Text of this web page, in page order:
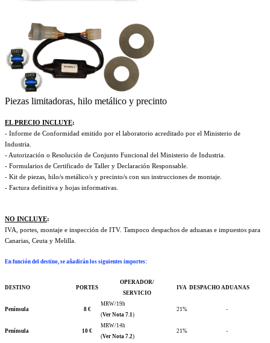
Piezas limitadoras, hilo metálico y precinto
EL PRECIO INCLUYE:
- Informe de Conformidad emitido por el laboratorio acreditado por el Ministerio de
Industria.
- Autorización o Resolución de Conjunto Funcional del Ministerio de Industria.
- Formularios de Certificado de Taller y Declaración Responsable.
- Kit de piezas, hilo/s metálico/s y precinto/s con sus instrucciones de montaje.
- Factura definitiva y hojas informativas.
NO INCLUYE:
IVA, portes, montaje e inspección de ITV. Tampoco despachos de aduanas e impuestos para
Canarias, Ceuta y Melilla.
En función del destino, se añadirán los siguientes importes:
DESTINO PORTES
OPERADOR/
SERVICIO
IVA DESPACHO ADUANAS
Península 8 €
MRW/19h
(Ver Nota 7.1 )
21% -
Península 10 €
MRW/14h
(Ver Nota 7.2)
21% -